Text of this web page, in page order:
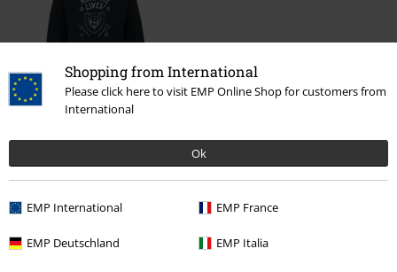
Shopping from International
Please click here to visit EMP Online Shop for customers from
International
Ok
EMP International EMP France
EMP Deutschland EMP Italia
€ 53,99
Meer categorieën. Meer opties.
Films & Series Films en tv Stranger Things Kleding
Hoodies